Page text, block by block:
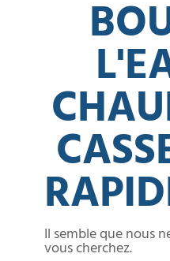
Il semble que nous
vous cherchez.